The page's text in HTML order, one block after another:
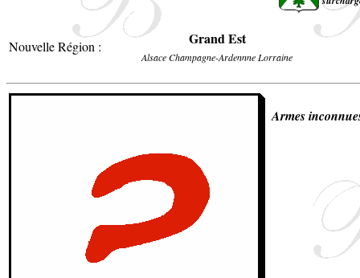
Nouvelle Région : Grand Est
Alsace Champagne-Ardennne Lorraine
Armes